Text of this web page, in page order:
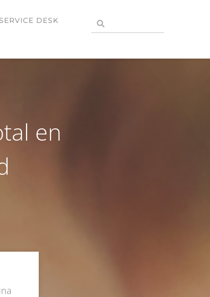
SERVICE DESK
en